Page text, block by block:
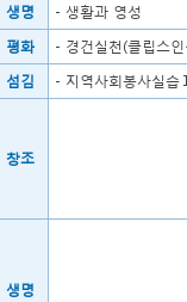
생명
- 생활과 영성
평화
- 경건실천(클립스
섬김
- 지역사회봉사실
창조
생명